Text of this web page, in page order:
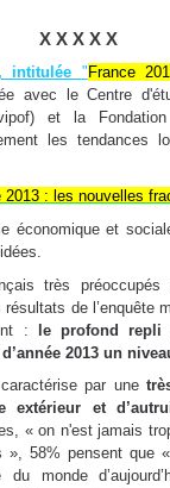
X X X X X
intitulée " France
avec le Centre
et la
les tendances
2013 : les nouvelles
économique et
très préoccupés
résultats de l’enquête
: le profond repli
2013 un
par une
extérieur et
« on n'est jamais
», 58% pensent que
du monde